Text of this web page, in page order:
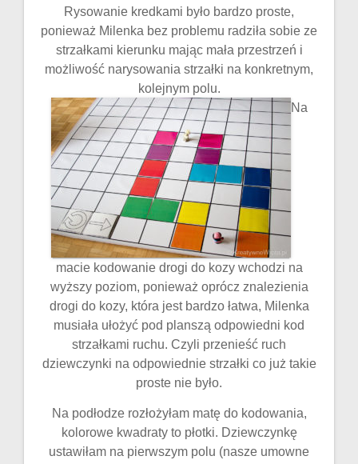
Rysowanie kredkami było bardzo proste,
ponieważ Milenka bez problemu radziła sobie ze
strzałkami kierunku mając mała przestrzeń i
możliwość narysowania strzałki na konkretnym,
kolejnym polu.
Na
macie kodowanie drogi do kozy wchodzi na
wyższy poziom, ponieważ oprócz znalezienia
drogi do kozy, która jest bardzo łatwa, Milenka
musiała ułożyć pod planszą odpowiedni kod
strzałkami ruchu. Czyli przenieść ruch
dziewczynki na odpowiednie strzałki co już takie
proste nie było.
Na podłodze rozłożyłam matę do kodowania,
kolorowe kwadraty to płotki. Dziewczynkę
ustawiłam na pierwszym polu (nasze umowne